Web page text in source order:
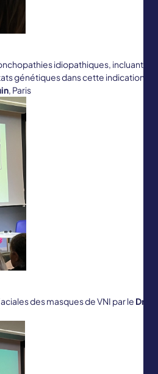
idiopathiques, incluant
génétiques dans cette indication
, Paris
des masques de VNI par le Dr